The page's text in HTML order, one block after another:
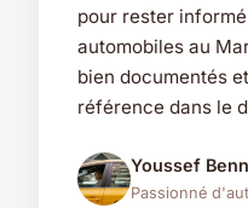
pour rester
automobiles au
bien documentés
référence dans le
Youssef
Passionné